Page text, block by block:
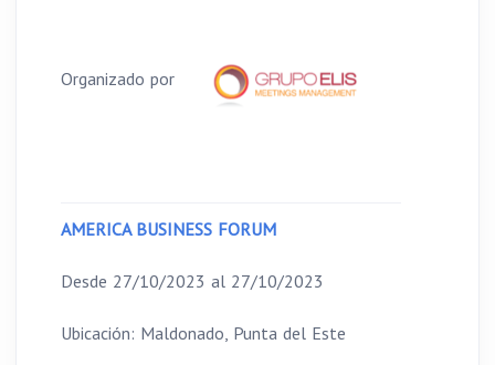
Organizado por
AMERICA BUSINESS FORUM
Desde 27/10/2023 al 27/10/2023
Ubicación: Maldonado, Punta del Este